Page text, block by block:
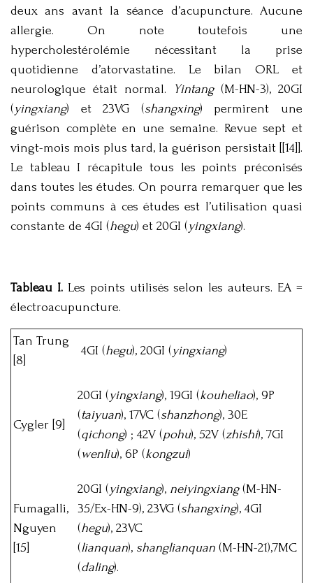
deux ans avant la séance d’acupuncture. Aucune
allergie. On note toutefois une
hypercholestérolémie nécessitant la prise
quotidienne d’atorvastatine. Le bilan ORL et
neurologique était normal.
Yintang (M-HN-3), 20GI
(yingxiang) et 23VG (shangxing) permirent une
guérison complète en une semaine. Revue sept et
vingt-mois mois plus tard, la guérison persistait [[14]].
Le tableau I récapitule tous les points préconisés
dans toutes les études. On pourra remarquer que les
points communs à ces études est l’utilisation quasi
constante de 4GI (hegu) et 20GI (yingxiang).
Tableau I.Les points utilisés selon les auteurs. EA =
électroacupuncture.
Tan Trung
[8]
4GI (hegu), 20GI (yingxiang)
Cygler [9]
20GI (yingxiang), 19GI (kouheliao), 9P
(taiyuan), 17VC (shanzhong), 30E
(qichong) ; 42V (pohu), 52V (zhishi), 7GI
(wenliu), 6P (kongzui)
Fumagalli,
Nguyen
[15]
20GI (yingxiang), neiyingxiang(M-HN-
35/Ex-HN-9), 23VG (shangxing), 4GI
(hegu), 23VC
(lianquan), shanglianquan (M-HN-21),7MC
(daling).